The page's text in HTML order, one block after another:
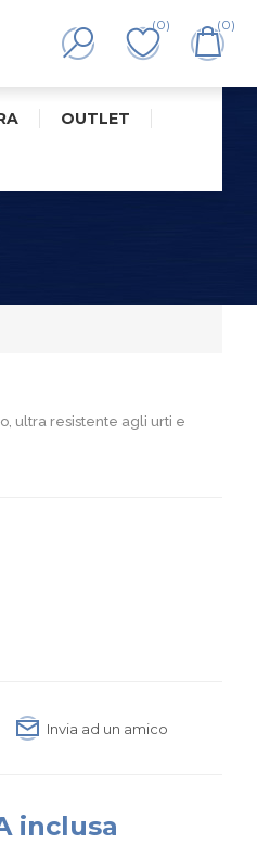
(0) (0)
OUTLET
ultra resistente agli urti e
Invia ad un amico
inclusa